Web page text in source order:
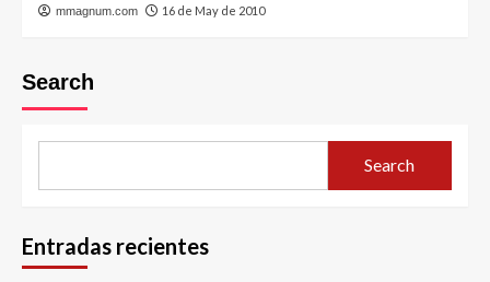
mmagnum.com 16 de May de 2010
Search
Search
Entradas recientes